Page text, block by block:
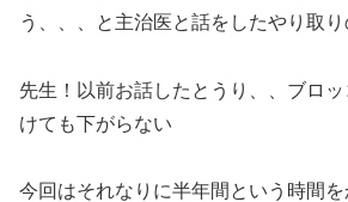
う、、、と主治医と話をしたやり取
先生！以前お話したとうり、、ブロ
けても下がらない
今回はそれなりに半年間という時間